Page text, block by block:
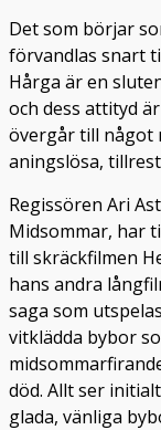
Det som börjar
förvandlas snart
Hårga är en
och dess attityd
övergår till något
aningslösa,
Regissören Ari
Midsommar, har
till skräckfilmen
hans andra
saga som
vitklädda bybor
död. Allt ser
glada, vänliga